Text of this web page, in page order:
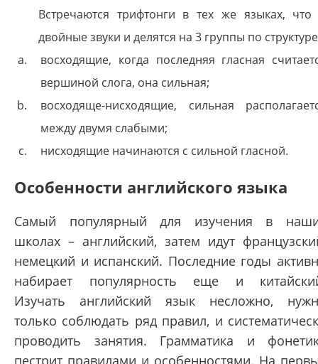
Встречаются трифтонги в тех же языках,
двойные звуки и делятся на 3 группы по
восходящие, когда последняя гласная
вершиной слога, она сильная;
восходяще-нисходящие, сильная
между двумя слабыми;
нисходящие начинаются с сильной гласной.
Особенности английского языка
Самый популярный для изучения в
школах – английский, затем идут
немецкий и испанский. Последние годы
набирает популярность еще и
Изучать английский язык несложно,
только соблюдать ряд правил, и
проводить занятия. Грамматика и
пестрит правилами и особенностями. На